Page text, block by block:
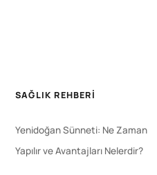
SAĞLIK REHBERI
Yenidoğan Sünneti: Ne Zaman
Yapılır ve Avantajları Nelerdir?